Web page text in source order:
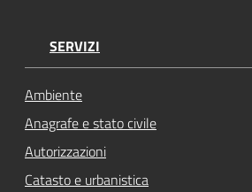
SERVIZI
Ambiente
Anagrafe e stato civile
Autorizzazioni
Catasto e urbanistica